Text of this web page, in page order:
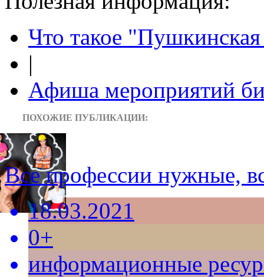
Что такое "Пушкинская
|
Афиша мероприятий
ПОХОЖИЕ ПУБЛИКАЦИИ:
Все профессии нужные,
18.03.2021
0+
информационные